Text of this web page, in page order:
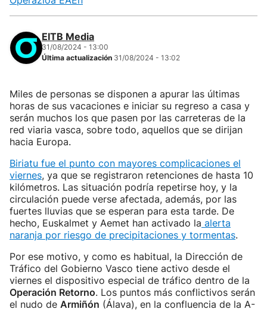
EITB Media
31/08/2024 - 13:00
Última actualización 31/08/2024 - 13:02
Miles de personas se disponen a apurar las últimas
horas de sus vacaciones e iniciar su regreso a casa y
serán muchos los que pasen por las carreteras de la
red viaria vasca, sobre todo, aquellos que se dirijan
hacia Europa.
Biriatu fue el punto con mayores complicaciones el
viernes, ya que se registraron retenciones de hasta 10
kilómetros. Las situación podría repetirse hoy, y la
circulación puede verse afectada, además, por las
fuertes lluvias que se esperan para esta tarde. De
hecho, Euskalmet y Aemet han activado la alerta
naranja por riesgo de precipitaciones y tormentas.
Por ese motivo, y como es habitual, la Dirección de
Tráfico del Gobierno Vasco tiene activo desde el
viernes el dispositivo especial de tráfico dentro de la
Operación Retorno. Los puntos más conflictivos serán
el nudo de Armiñón (Álava), en la confluencia de la A-